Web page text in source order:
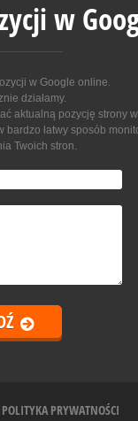
w
w Google online.
działamy.
aktualną pozycję strony
bardzo łatwy sposób
Twoich stron.
POLITYKA PRYWATNOŚCI